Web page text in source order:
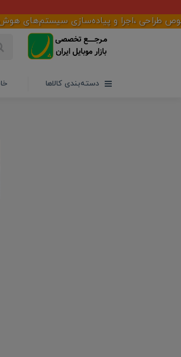
،اجرا و پیاده‌سازی سیستم‌های
دسته‌بندی کالاها